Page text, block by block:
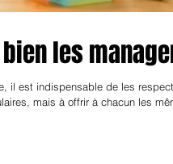
les
il est indispensable de les
mais à offrir à chacun les